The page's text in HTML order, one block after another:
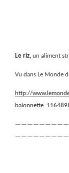
Le riz, un aliment
Vu dans Le Monde
http://